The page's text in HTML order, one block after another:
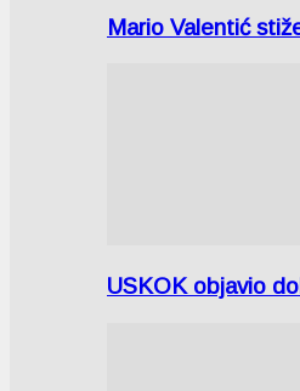
Mario Valentić
USKOK objavio